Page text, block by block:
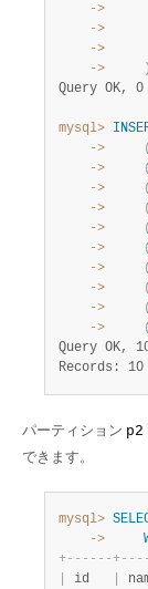
    ->
    ->
    ->
    ->
)
Query OK,
mysql>
    ->
(
    ->
(
    ->
(
    ->
(
    ->
(
    ->
(
    ->
(
    ->
(
    ->
(
    ->
(
Query OK,
Records:
パーティション p2
できます。
mysql>
    ->
+- - - - - -+- - - -
id